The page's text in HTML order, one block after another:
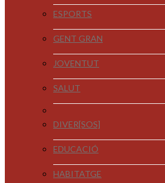
ESPORTS
GENT GRAN
JOVENTUT
SALUT
DIVER[SOS]
EDUCACIÓ
HABITATGE